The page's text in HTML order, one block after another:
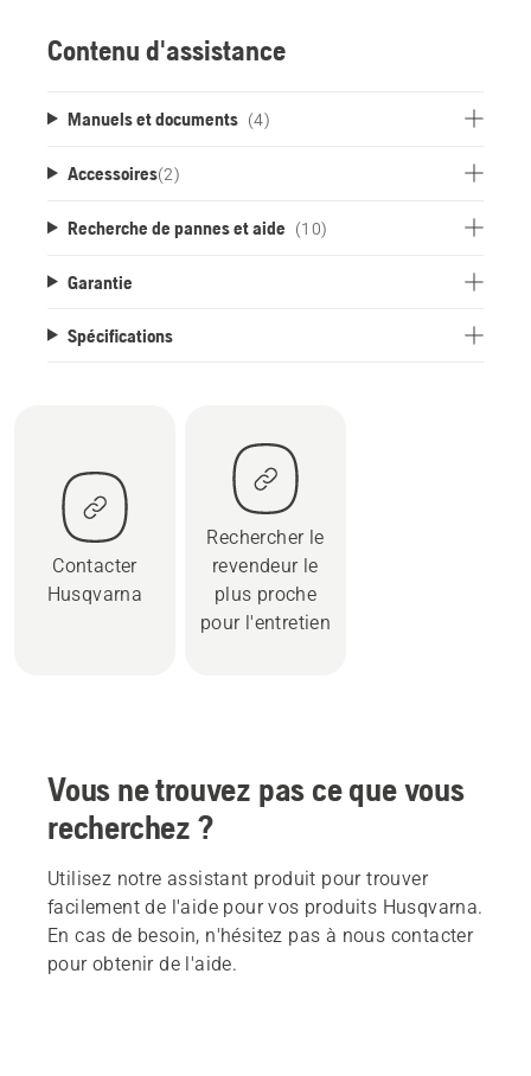
Contenu d'assistance
Manuels et documents (4)
Accessoires(2)
Recherche de pannes et aide (10)
Garantie
Spécifications
Contacter
Husqvarna
Rechercher le
revendeur le
plus proche
pour l'entretien
Vous ne trouvez pas ce que vous
recherchez ?
Utilisez notre assistant produit pour trouver
facilement de l'aide pour vos produits Husqvarna.
En cas de besoin, n'hésitez pas à nous contacter
pour obtenir de l'aide.